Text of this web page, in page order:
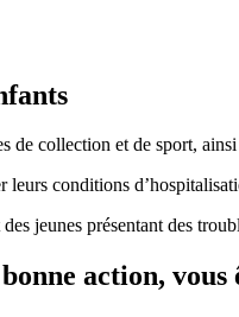
collection et de sport,
conditions
jeunes présentant des
action, vous